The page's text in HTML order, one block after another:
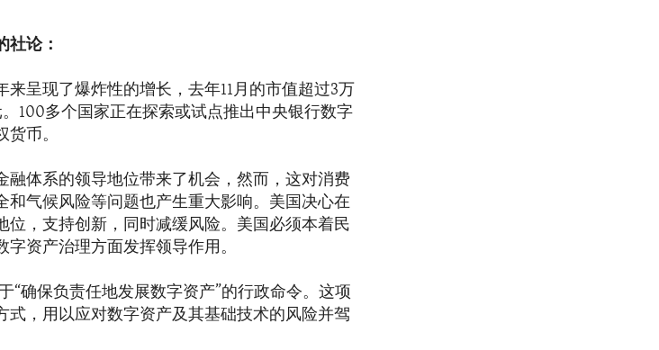
社论：
呈现了爆炸性的增长，去年11月的市值超过3万
100多个国家正在探索或试点推出中央银行数字
币。
融体系的领导地位带来了机会，然而，这对消费
和气候风险等问题也产生重大影响。美国决心在
位，支持创新，同时减缓风险。美国必须本着民
资产治理方面发挥领导作用。
“确保负责任地发展数字资产”的行政命令。这项
式，用以应对数字资产及其基础技术的风险并驾